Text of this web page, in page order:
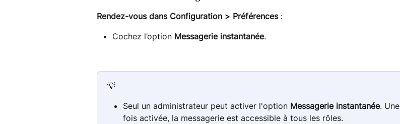
Rendez-vous dans Configuration > Préférences :
Cochez l’option Messagerie instantanée.
💡
Seul un administrateur peut activer l'option Messagerie instantanée. Une
fois activée, la messagerie est accessible à tous les rôles.